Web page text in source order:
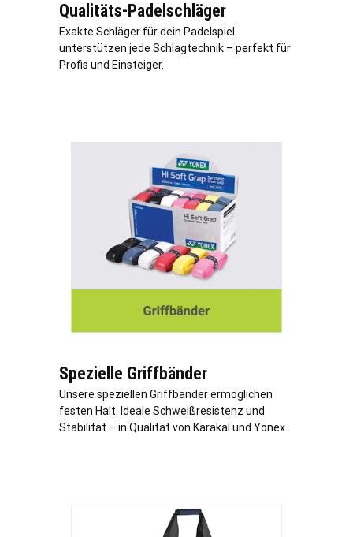
Qualitäts-Padelschläger
Exakte Schläger für dein Padelspiel
unterstützen jede Schlagtechnik – perfekt für
Profis und Einsteiger.
Spezielle Griffbänder
Unsere speziellen Griffbänder ermöglichen
festen Halt. Ideale Schweißresistenz und
Stabilität – in Qualität von Karakal und Yonex.